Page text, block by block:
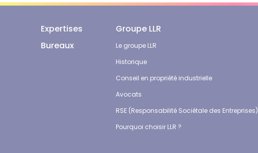
Expertises
Bureaux
Groupe LLR
Le groupe LLR
Historique
Conseil en propriété industrielle
Avocats
RSE (Responsabilité Sociétale des Entreprises)
Pourquoi choisir LLR ?